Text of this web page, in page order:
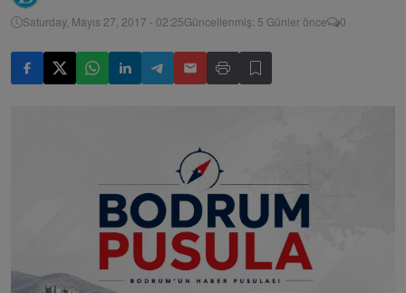
Saturday, Mayıs 27, 2017 - 02:25Güncellenmiş: 5 Günler önce 0